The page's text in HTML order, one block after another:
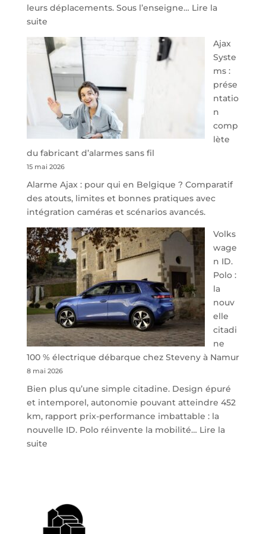
leurs déplacements. Sous l’enseigne… Lire la
suite:
À
40
minutes
de
Namur,
Steveny
Park
redessine
de
parking
sécurisé
à
l’aéroport
de
Charleroi
Ajax
Syste
ms :
prése
ntatio
n
comp
lète
du fabricant d’alarmes sans fil
15 mai 2026
Alarme Ajax : pour qui en Belgique ? Comparatif
des atouts, limites et bonnes pratiques avec
intégration caméras et scénarios avancés.
Volks
wage
n ID.
Polo :
la
nouv
elle
citadi
ne
100 % électrique débarque chez Steveny à Namur
8 mai 2026
Bien plus qu’une simple citadine. Design épuré
et intemporel, autonomie pouvant atteindre 452
km, rapport prix-performance imbattable : la
nouvelle ID. Polo réinvente la mobilité… Lire la
suite:
la
nouvelle